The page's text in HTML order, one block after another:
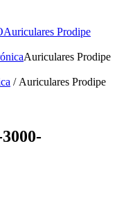
Auriculares Prodipe
Auriculares Prodipe
/ Auriculares Prodipe